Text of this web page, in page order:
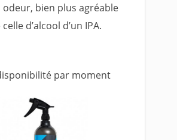
odeur, bien plus agréable
d’alcool d’un IPA.
par moment